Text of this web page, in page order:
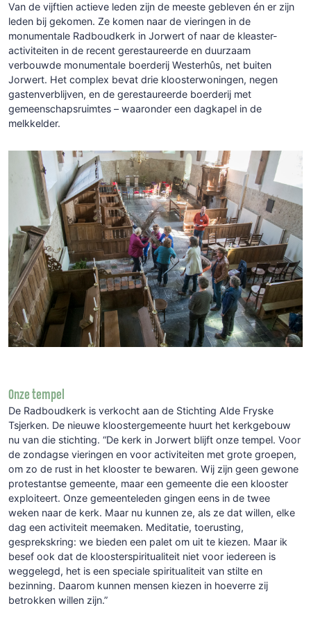
Van de vijftien actieve leden zijn de meeste gebleven én er zijn
leden bij gekomen. Ze komen naar de vieringen in de
monumentale Radboudkerk in Jorwert of naar de kleaster-
activiteiten in de recent gerestaureerde en duurzaam
verbouwde monumentale boerderij Westerhûs, net buiten
Jorwert. Het complex bevat drie kloosterwoningen, negen
gastenverblijven, en de gerestaureerde boerderij met
gemeenschapsruimtes – waaronder een dagkapel in de
melkkelder.
Onze tempel
De Radboudkerk is verkocht aan de Stichting Alde Fryske
Tsjerken. De nieuwe kloostergemeente huurt het kerkgebouw
nu van die stichting. “De kerk in Jorwert blijft onze tempel. Voor
de zondagse vieringen en voor activiteiten met grote groepen,
om zo de rust in het klooster te bewaren. Wij zijn geen gewone
protestantse gemeente, maar een gemeente die een klooster
exploiteert. Onze gemeenteleden gingen eens in de twee
weken naar de kerk. Maar nu kunnen ze, als ze dat willen, elke
dag een activiteit meemaken. Meditatie, toerusting,
gesprekskring: we bieden een palet om uit te kiezen. Maar ik
besef ook dat de kloosterspiritualiteit niet voor iedereen is
weggelegd, het is een speciale spiritualiteit van stilte en
bezinning. Daarom kunnen mensen kiezen in hoeverre zij
betrokken willen zijn.”